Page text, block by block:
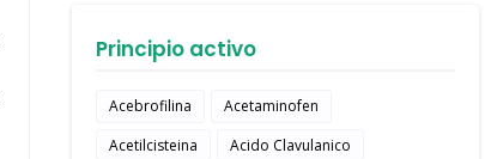
Principio activo
Acebrofilina
Acetaminofen
Acetilcisteina
Acido Clavulanico